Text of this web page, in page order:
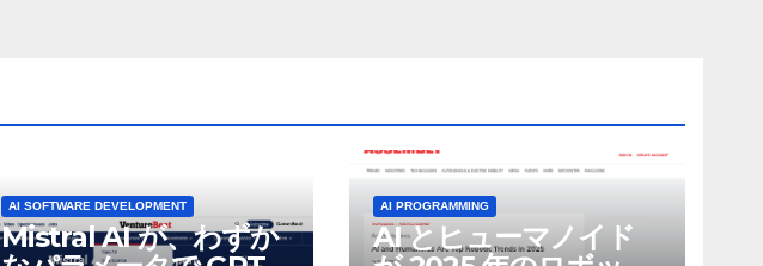
AI SOFTWARE DEVELOPMENT
Mistral AI が、わずか
AI PROGRAMMING
AI とヒューマノイド